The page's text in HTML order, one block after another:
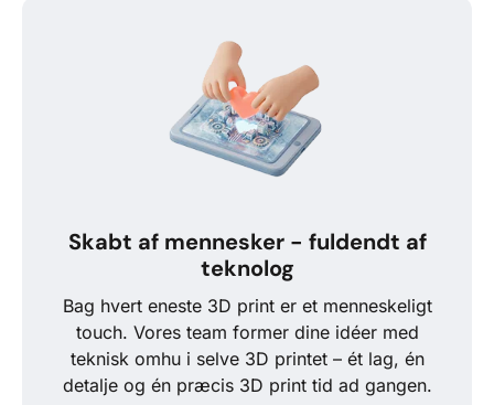
Skabt af mennesker - fuldendt af
teknolog
Bag hvert eneste 3D print er et menneskeligt
touch. Vores team former dine idéer med
teknisk omhu i selve 3D printet – ét lag, én
detalje og én præcis 3D print tid ad gangen.